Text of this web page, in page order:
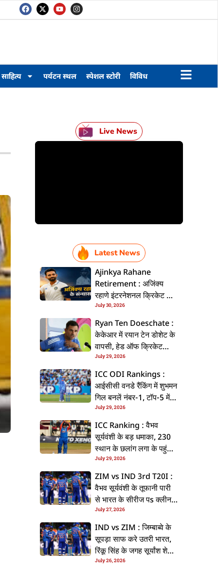
साहित्य पर्यटन स्थल स्पेशल स्टोरी विविध
Live News
Latest News
Ajinkya Rahane
Retirement : अजिंक्य
रहाणे इंटरनेशनल क्रिकेट से
ललें संन्यास, सोशल मीडिया
पs पोस्ट कs के कइलें एलान
July 30, 2026
Ryan Ten Doeschate :
केकेआर में रयान टेन डोशेट के
वापसी, हेड ऑफ क्रिकेट
स्ट्रेटजी के जिम्मेदारी संभरिहें
July 29, 2026
ICC ODI Rankings :
आईसीसी वनडे रैंकिंग में शुभमन
गिल बनलें नंबर-1, टॉप-5 में
भारत के तीन बल्लेबाज
July 29, 2026
ICC Ranking : वैभव
सूर्यवंशी के बड़ धमाका, 230
स्थान के छलांग लगा के पहुंचलें
48वां नंबर पs
July 29, 2026
ZIM vs IND 3rd T20I :
वैभव सूर्यवंशी के तूफानी पारी
से भारत के सीरीज पs क्लीन
स्वीप, जिम्बाब्वे 35 रन से
हारल
July 27, 2026
IND vs ZIM : जिम्बाब्वे के
सूपड़ा साफ करे उतरी भारत,
रिंकू सिंह के जगह सूर्यांश शेडगे
के मिल सकेला मवका
July 26, 2026